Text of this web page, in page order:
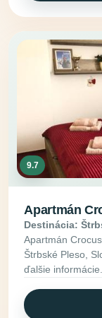
9.7
Apartmán
Destinácia:
Apartmán
Štrbské Pleso,
ďalšie informácie.